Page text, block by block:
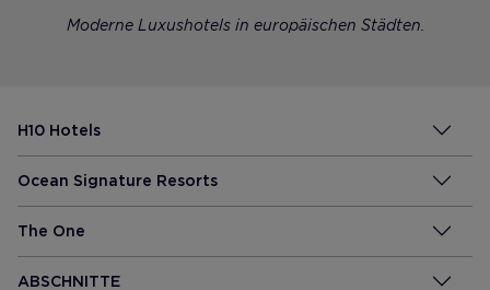
Moderne Luxushotels in europäischen Städten.
H10 Hotels
Ocean Signature Resorts
The One
ABSCHNITTE